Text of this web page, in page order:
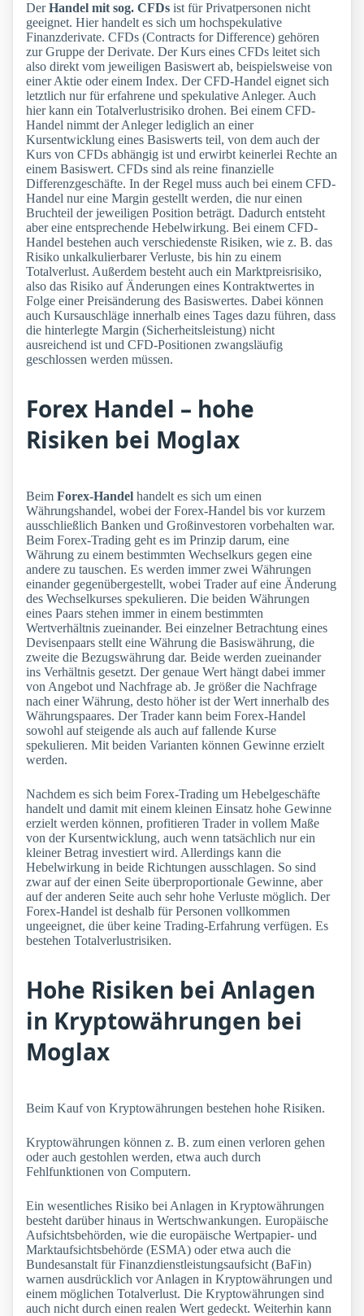
DerHandel mit sog. CFDs ist für Privatpersonen nicht
geeignet. Hier handelt es sich um hochspekulative
Finanzderivate. CFDs (Contracts for Difference) gehören
zur Gruppe der Derivate. Der Kurs eines CFDs leitet sich
also direkt vom jeweiligen Basiswert ab, beispielsweise von
einer Aktie oder einem Index. Der CFD-Handel eignet sich
letztlich nur für erfahrene und spekulative Anleger. Auch
hier kann ein Totalverlustrisiko drohen. Bei einem CFD-
Handel nimmt der Anleger lediglich an einer
Kursentwicklung eines Basiswerts teil, von dem auch der
Kurs von CFDs abhängig ist und erwirbt keinerlei Rechte an
einem Basiswert. CFDs sind als reine finanzielle
Differenzgeschäfte. In der Regel muss auch bei einem CFD-
Handel nur eine Margin gestellt werden, die nur einen
Bruchteil der jeweiligen Position beträgt. Dadurch entsteht
aber eine entsprechende Hebelwirkung. Bei einem CFD-
Handel bestehen auch verschiedenste Risiken, wie z. B. das
Risiko unkalkulierbarer Verluste, bis hin zu einem
Totalverlust. Außerdem besteht auch ein Marktpreisrisiko,
also das Risiko auf Änderungen eines Kontraktwertes in
Folge einer Preisänderung des Basiswertes. Dabei können
auch Kursauschläge innerhalb eines Tages dazu führen, dass
die hinterlegte Margin (Sicherheitsleistung) nicht
ausreichend ist und CFD-Positionen zwangsläufig
geschlossen werden müssen.
Forex Handel – hohe
Risiken bei Moglax
Beim Forex-Handel handelt es sich um einen
Währungshandel, wobei der Forex-Handel bis vor kurzem
ausschließlich Banken und Großinvestoren vorbehalten war.
Beim Forex-Trading geht es im Prinzip darum, eine
Währung zu einem bestimmten Wechselkurs gegen eine
andere zu tauschen. Es werden immer zwei Währungen
einander gegenübergestellt, wobei Trader auf eine Änderung
des Wechselkurses spekulieren. Die beiden Währungen
eines Paars stehen immer in einem bestimmten
Wertverhältnis zueinander. Bei einzelner Betrachtung eines
Devisenpaars stellt eine Währung die Basiswährung, die
zweite die Bezugswährung dar. Beide werden zueinander
ins Verhältnis gesetzt. Der genaue Wert hängt dabei immer
von Angebot und Nachfrage ab. Je größer die Nachfrage
nach einer Währung, desto höher ist der Wert innerhalb des
Währungspaares. Der Trader kann beim Forex-Handel
sowohl auf steigende als auch auf fallende Kurse
spekulieren. Mit beiden Varianten können Gewinne erzielt
werden.
Nachdem es sich beim Forex-Trading um Hebelgeschäfte
handelt und damit mit einem kleinen Einsatz hohe Gewinne
erzielt werden können, profitieren Trader in vollem Maße
von der Kursentwicklung, auch wenn tatsächlich nur ein
kleiner Betrag investiert wird. Allerdings kann die
Hebelwirkung in beide Richtungen ausschlagen. So sind
zwar auf der einen Seite überproportionale Gewinne, aber
auf der anderen Seite auch sehr hohe Verluste möglich. Der
Forex-Handel ist deshalb für Personen vollkommen
ungeeignet, die über keine Trading-Erfahrung verfügen. Es
bestehen Totalverlustrisiken.
Hohe Risiken bei Anlagen
in Kryptowährungen bei
Moglax
Beim Kauf von Kryptowährungen bestehen hohe Risiken.
Kryptowährungen können z. B. zum einen verloren gehen
oder auch gestohlen werden, etwa auch durch
Fehlfunktionen von Computern.
Ein wesentliches Risiko bei Anlagen in Kryptowährungen
besteht darüber hinaus in Wertschwankungen. Europäische
Aufsichtsbehörden, wie die europäische Wertpapier- und
Marktaufsichtsbehörde (ESMA) oder etwa auch die
Bundesanstalt für Finanzdienstleistungsaufsicht (BaFin)
warnen ausdrücklich vor Anlagen in Kryptowährungen und
einem möglichen Totalverlust. Die Kryptowährungen sind
auch nicht durch einen realen Wert gedeckt. Weiterhin kann